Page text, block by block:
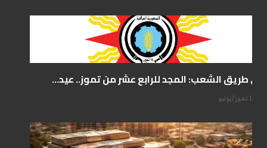
على طريق الشعب: المجد للرابع عشر من تموز.. عيد...
14 تموز/يوليو